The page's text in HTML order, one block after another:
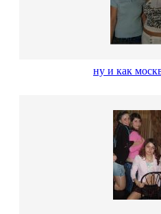
ну и как